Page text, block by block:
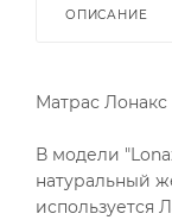
ОПИСАНИЕ
Матрас
В модели
натуральный
используется